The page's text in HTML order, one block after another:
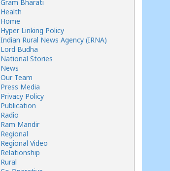
Gram Bharati
Health
Home
Hyper Linking Policy
Indian Rural News Agency (IRNA)
Lord Budha
National Stories
News
Our Team
Press Media
Privacy Policy
Publication
Radio
Ram Mandir
Regional
Regional Video
Relationship
Rural